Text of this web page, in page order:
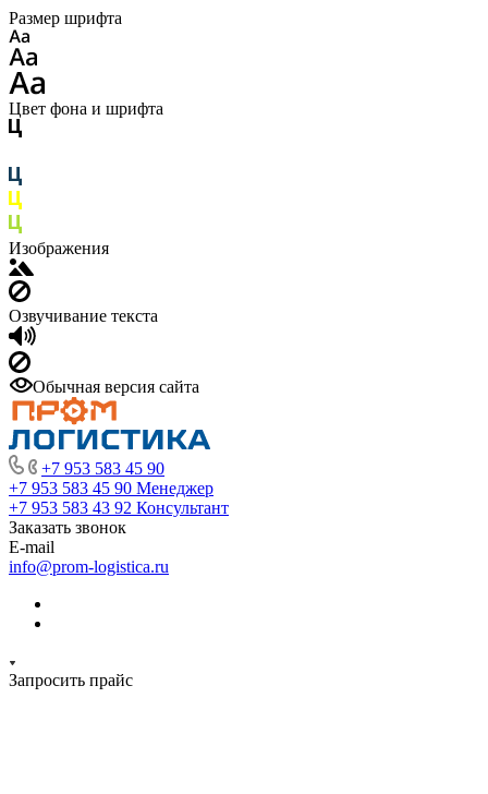
Размер шрифта
Цвет фона и шрифта
Изображения
Озвучивание текста
Обычная версия сайта
+7 953 583 45 90
+7 953 583 45 90 Менеджер
+7 953 583 43 92 Консультант
Заказать звонок
E-mail
info@prom-logistica.ru
Запросить прайс